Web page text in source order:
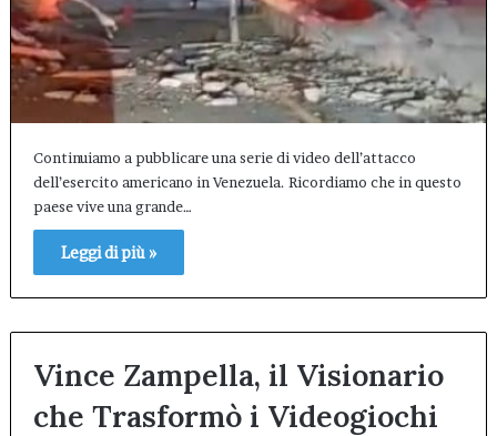
Continuiamo a pubblicare una serie di video dell’attacco
dell’esercito americano in Venezuela. Ricordiamo che in questo
paese vive una grande…
Leggi di più »
Vince Zampella, il Visionario
che Trasformò i Videogiochi